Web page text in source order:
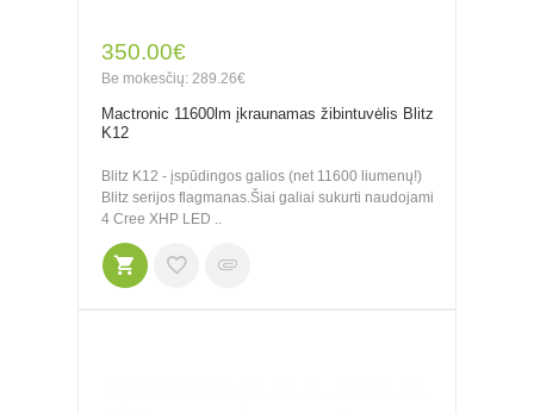
350.00€
Be mokesčių: 289.26€
Mactronic 11600lm įkraunamas žibintuvėlis Blitz
K12
Blitz K12 - įspūdingos galios (net 11600 liumenų!)
Blitz serijos flagmanas.Šiai galiai sukurti naudojami
4 Cree XHP LED ..